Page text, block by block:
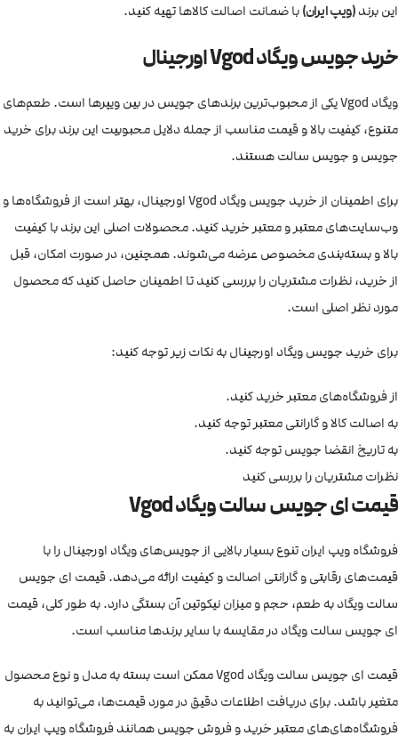
این برند(ویپ ایران)با ضمانت اصالت کالاها تهیه کنید.
خرید جویس ویگاد Vgod اورجینال
ویگاد Vgod یکی از محبوب‌ترین برندهای جویس در بین ویپرها است. طعم‌های
متنوع، کیفیت بالا و قیمت مناسب از جمله دلایل محبوبیت این برند برای خرید
جویس و جویس سالت هستند.
برای اطمینان از خرید جویس ویگاد Vgod اورجینال، بهتر است از فروشگاه‌ها و
وب‌سایت‌های معتبر و معتبر خرید کنید. محصولات اصلی این برند با کیفیت
بالا و بسته‌بندی مخصوص عرضه می‌شوند. همچنین، در صورت امکان، قبل
از خرید، نظرات مشتریان را بررسی کنید تا اطمینان حاصل کنید که محصول
مورد نظر اصلی است.
برای خرید جویس ویگاد اورجینال به نکات زیر توجه کنید:
از فروشگاه‌های معتبر خرید کنید.
به اصالت کالا و گارانتی معتبر توجه کنید.
به تاریخ انقضا جویس توجه کنید.
نظرات مشتریان را بررسی کنید
قیمت ای جویس سالت ویگاد Vgod
فروشگاه ویپ ایران تنوع بسیار بالایی از جویس‌های ویگاد اورجینال را با
قیمت‌های رقابتی و گارانتی اصالت و کیفیت ارائه می‌دهد. قیمت ای جویس
سالت ویگاد به طعم، حجم و میزان نیکوتین آن بستگی دارد. به طور کلی، قیمت
ای جویس سالت ویگاد در مقایسه با سایر برندها مناسب است.
قیمت ای جویس سالت ویگاد Vgod ممکن است بسته به مدل و نوع محصول
متغیر باشد. برای دریافت اطلاعات دقیق در مورد قیمت‌ها، می‌توانید به
فروشگاه‌های‌های معتبر خرید و فروش جویس همانند فروشگاه ویپ ایران به